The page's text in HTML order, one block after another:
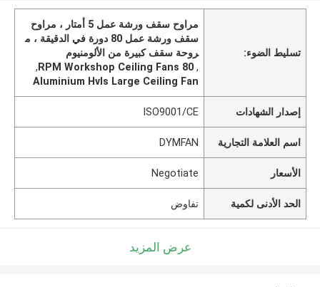
تسليط الضوء:
مراوح سقف ورشة عمل 5 أمتار ، مراوح
سقف ورشة عمل 80 دورة في الدقيقة ، م
روحة سقف كبيرة من الألومنيوم
,
80 RPM Workshop Ceiling Fans
,
Aluminium Hvls Large Ceiling Fan
إصدار الشهادات ISO9001/CE
اسم العلامة التجارية DYMFAN
الأسعار Negotiate
الحد الأدنى لكمية تفاوض
عرض المزيد